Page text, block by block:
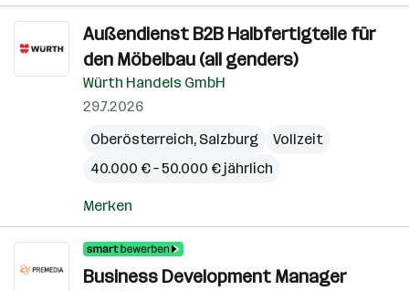
Außendienst B2B Halbfertigteile für
den Möbelbau (all genders)
Würth Handels GmbH
29.7.2026
Oberösterreich, Salzburg
Vollzeit
40.000 € – 50.000 € jährlich
Merken
Business Development Manager